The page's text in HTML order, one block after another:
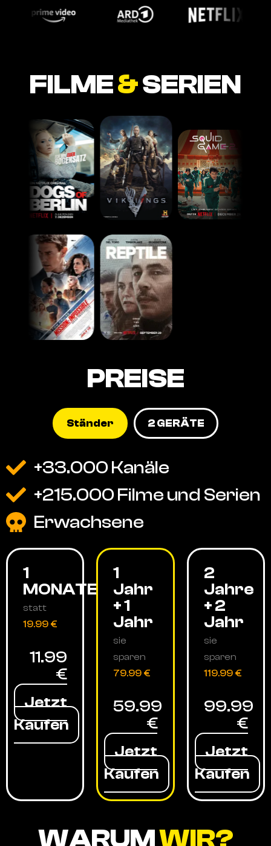
FILME&SERIEN
PREISE
Ständer 2 GERÄTE
+33.000 Kanäle
+215.000 Filme und Serien
Erwachsene
1
MONATE
statt
19.99 €
11.99
€
Jetzt
Kaufen
1
Jahr
+ 1
Jahr
sie
sparen
79.99 €
59.99
€
Jetzt
Kaufen
2
Jahre
+ 2
Jahr
sie
sparen
119.99 €
99.99
€
Jetzt
Kaufen
WARUMWIR?